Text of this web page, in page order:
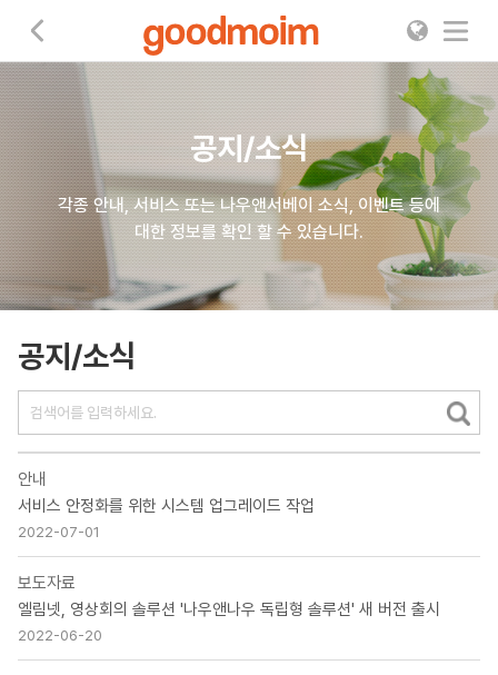
공지/소식
각종 안내, 서비스 또는 나우앤서베이 소식, 이벤트 등에
대한 정보를 확인 할 수 있습니다.
공지/소식
안내
서비스 안정화를 위한 시스템 업그레이드 작업
2022-07-01
보도자료
엘림넷, 영상회의 솔루션 '나우앤나우 독립형 솔루션' 새 버전 출시
2022-06-20